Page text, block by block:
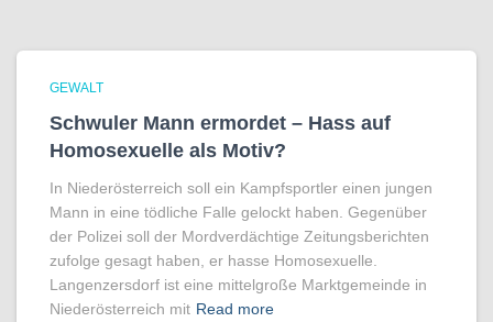
GEWALT
Schwuler Mann ermordet – Hass auf
Homo­sexuelle als Motiv?
In Niederösterreich soll ein Kampfsportler einen jungen
Mann in eine tödliche Falle gelockt haben. Gegenüber
der Polizei soll der Mordverdächtige Zeitungsberichten
zufolge gesagt haben, er hasse Homosexuelle.
Langenzersdorf ist eine mittelgroße Marktgemeinde in
Niederösterreich mit Read more